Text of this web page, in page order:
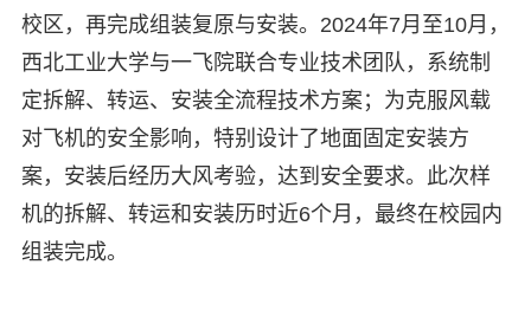
校区，再完成组装复原与安装。2024年7月至10月，
西北工业大学与一飞院联合专业技术团队，系统制
定拆解、转运、安装全流程技术方案；为克服风载
对飞机的安全影响，特别设计了地面固定安装方
案，安装后经历大风考验，达到安全要求。此次样
机的拆解、转运和安装历时近6个月，最终在校园内
组装完成。